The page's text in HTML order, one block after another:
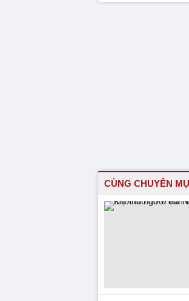
CÙNG CHUYÊN